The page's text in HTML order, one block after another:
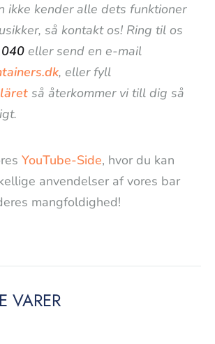
ikke kender alle dets funktioner
så kontakt os! Ring til os
eller send en e-mail
, eller fyll
så återkommer vi till dig så
YouTube-Side, hvor du kan
anvendelser af vores bar
mangfoldighed!
VARER